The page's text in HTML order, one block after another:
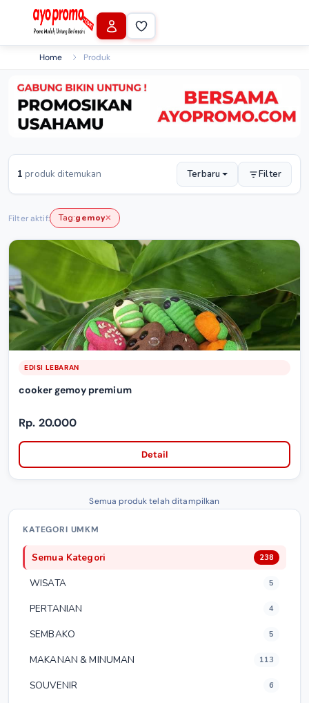
Home Produk
1 produk ditemukan Terbaru Filter
Filter aktif: Tag:gemoy✕
EDISI LEBARAN
cooker gemoy premium
Rp. 20.000
Detail
Semua produk telah ditampilkan
KATEGORI UMKM
Semua Kategori 238
WISATA 5
PERTANIAN 4
SEMBAKO 5
MAKANAN & MINUMAN 113
SOUVENIR 6